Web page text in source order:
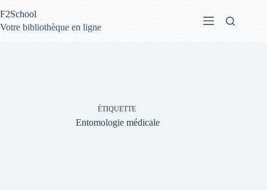
au
contenu
F2School
Votre bibliothèque en ligne
ÉTIQUETTE
Entomologie médicale